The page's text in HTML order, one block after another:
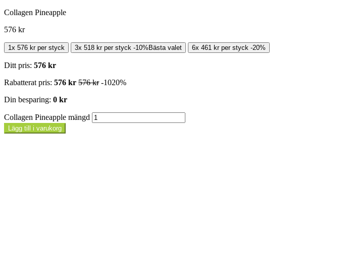
Collagen Pineapple
576 kr
1x 576 kr per styck 3x 518 kr per styck -10% Bästa valet 6x 461 kr per styck -20%
Ditt pris: 576 kr
Rabatterat pris: 576 kr 576kr -1020%
Din besparing: 0 kr
Collagen Pineapple mängd
Lägg till i varukorg